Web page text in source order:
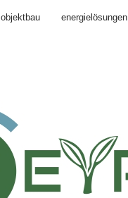
objektbau
energielösungen